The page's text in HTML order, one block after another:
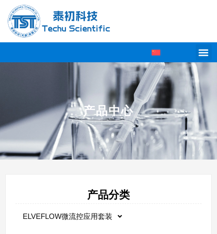
产品中心
产品分类
ELVEFLOW微流控应用套装